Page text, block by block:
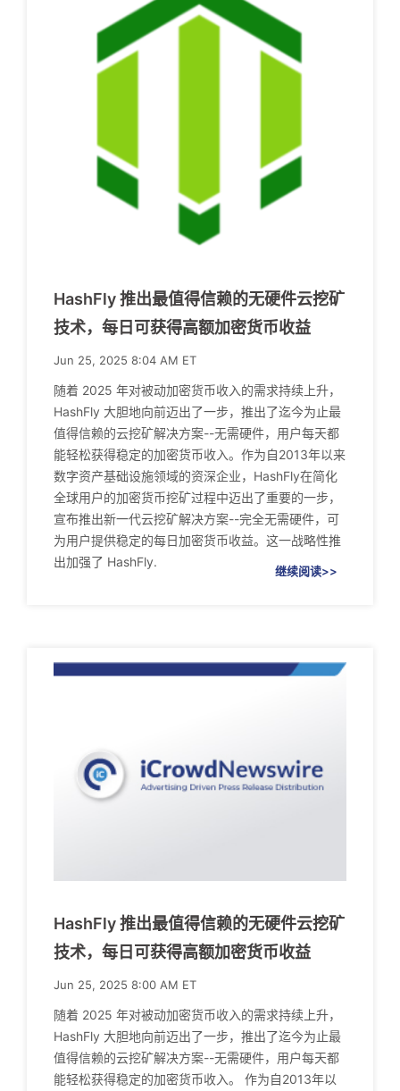
HashFly 推出最值得信赖的无硬件云挖矿
技术，每日可获得高额加密货币收益
Jun 25, 2025 8:04 AM ET
随着 2025 年对被动加密货币收入的需求持续上升，
HashFly 大胆地向前迈出了一步，推出了迄今为止最
值得信赖的云挖矿解决方案--无需硬件，用户每天都
能轻松获得稳定的加密货币收入。作为自2013年以来
数字资产基础设施领域的资深企业，HashFly在简化
全球用户的加密货币挖矿过程中迈出了重要的一步，
宣布推出新一代云挖矿解决方案--完全无需硬件，可
为用户提供稳定的每日加密货币收益。这一战略性推
出加强了 HashFly.
继续阅读>>
HashFly 推出最值得信赖的无硬件云挖矿
技术，每日可获得高额加密货币收益
Jun 25, 2025 8:00 AM ET
随着 2025 年对被动加密货币收入的需求持续上升，
HashFly 大胆地向前迈出了一步，推出了迄今为止最
值得信赖的云挖矿解决方案--无需硬件，用户每天都
能轻松获得稳定的加密货币收入。 作为自2013年以